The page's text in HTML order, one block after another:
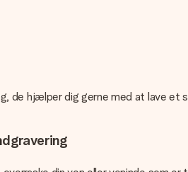
de hjælper dig gerne med at lave et